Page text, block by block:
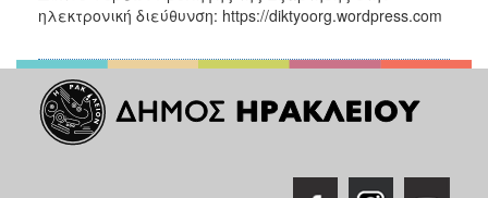
ηλεκτρονική διεύθυνση: https://diktyoorg.wordpress.com